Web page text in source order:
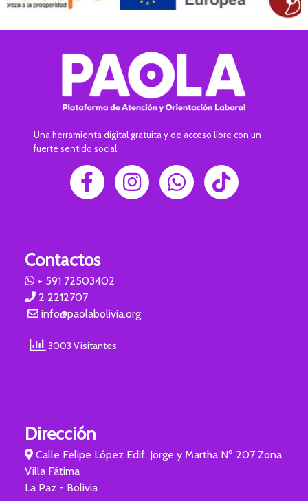
Una herramienta digital gratuita y de acceso libre con un
fuerte sentido social.
Contactos
+ 591 72503402
2 2212707
info@paolabolivia.org
3003 Visitantes
Dirección
Calle Felipe López Edif. Jorge y Martha Nº 207 Zona
Villa Fátima
La Paz - Bolivia